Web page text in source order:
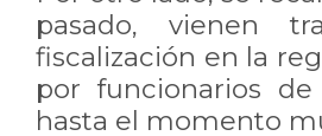
pasado, vienen
fiscalización en la
por funcionarios
hasta el momento